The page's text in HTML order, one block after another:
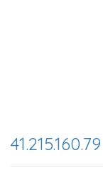
41.215.160.79